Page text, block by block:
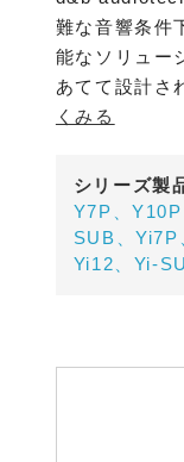
難な音響条件
能なソリュー
あてて設計さ
くみる
シリーズ製
Y7P、
SUB、Yi7P
Yi12、Yi-